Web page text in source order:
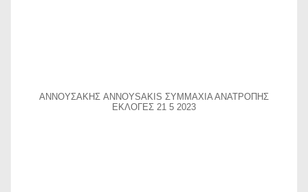
ΑΝΝΟΥΣΑΚΗΣ ANNOYSAKIS ΣΥΜΜΑΧΙΑ ΑΝΑΤΡΟΠΗΣ
ΕΚΛΟΓΕΣ 21 5 2023